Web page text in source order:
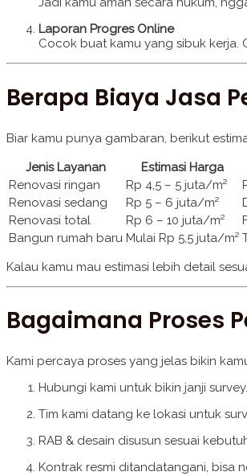
Laporan Progres Online
Cocok buat kamu yang sibuk kerja.
Berapa Biaya Jasa
Biar kamu punya gambaran, berikut
Jenis Layanan
Estimasi Harga
Renovasi ringan
Rp 4,5 – 5 juta/m²
Renovasi sedang
Rp 5 – 6 juta/m²
Renovasi total
Rp 6 – 10 juta/m²
Bangun rumah baru Mulai Rp 5,5 juta/m²
Kalau kamu mau estimasi lebih detail
Bagaimana Proses
Kami percaya proses yang jelas bikin
Hubungi kami untuk bikin janji survey.
Tim kami datang ke lokasi untuk
RAB & desain disusun sesuai
Kontrak resmi ditandatangani, bisa